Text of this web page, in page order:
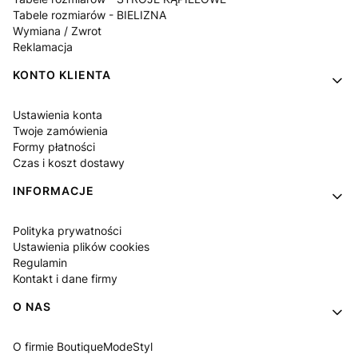
Tabele rozmiarów - BIELIZNA
Wymiana / Zwrot
Reklamacja
KONTO KLIENTA
Ustawienia konta
Twoje zamówienia
Formy płatności
Czas i koszt dostawy
INFORMACJE
Polityka prywatności
Ustawienia plików cookies
Regulamin
Kontakt i dane firmy
O NAS
O firmie BoutiqueModeStyl